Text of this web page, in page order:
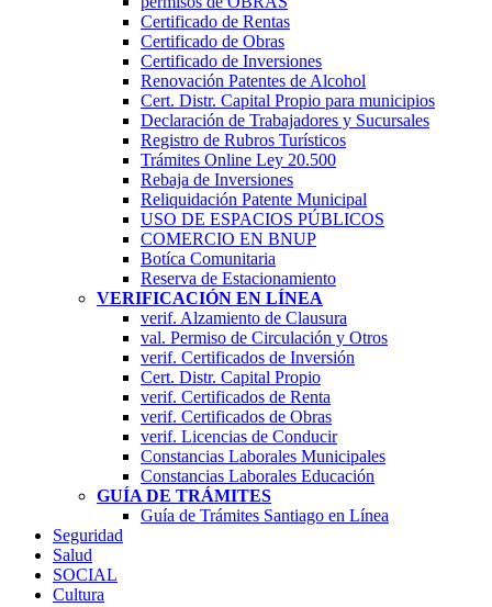
Certificado de Rentas
Certificado de Obras
Certificado de Inversiones
Renovación Patentes de Alcohol
Cert. Distr. Capital Propio para municipios
Declaración de Trabajadores y Sucursales
Registro de Rubros Turí­sticos
Trámites Online Ley 20.500
Rebaja de Inversiones
Reliquidación Patente Municipal
USO DE ESPACIOS PÚBLICOS
COMERCIO EN BNUP
Botíca Comunitaria
Reserva de Estacionamiento
VERIFICACIÓN EN LÍNEA
verif. Alzamiento de Clausura
val. Permiso de Circulación y Otros
verif. Certificados de Inversión
Cert. Distr. Capital Propio
verif. Certificados de Renta
verif. Certificados de Obras
verif. Licencias de Conducir
Constancias Laborales Municipales
Constancias Laborales Educación
GUÍA DE TRÁMITES
Guía de Trámites Santiago en Línea
Seguridad
Salud
SOCIAL
Cultura